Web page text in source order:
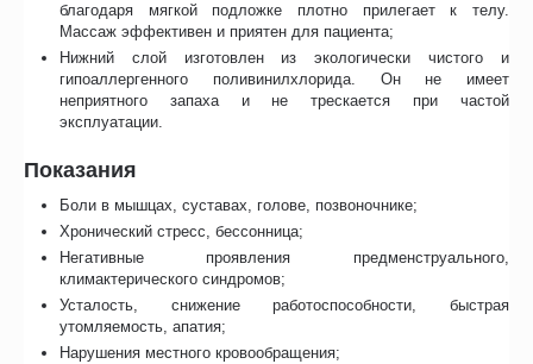
благодаря мягкой подложке плотно прилегает к телу.
Массаж эффективен и приятен для пациента;
Нижний слой изготовлен из экологически чистого и
гипоаллергенного поливинилхлорида. Он не имеет
неприятного запаха и не трескается при частой
эксплуатации.
Показания
Боли в мышцах, суставах, голове, позвоночнике;
Хронический стресс, бессонница;
Негативные проявления предменструального,
климактерического синдромов;
Усталость, снижение работоспособности, быстрая
утомляемость, апатия;
Нарушения местного кровообращения;